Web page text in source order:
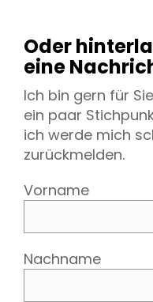
Oder
eine
Ich bin gern für
ein paar
ich werde mich
zurückmelden.
Vorname
Nachname